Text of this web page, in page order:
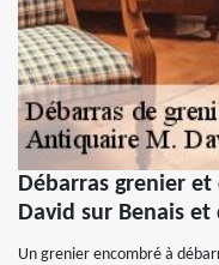
Débarras grenier
David sur Benais
Un grenier encombré à